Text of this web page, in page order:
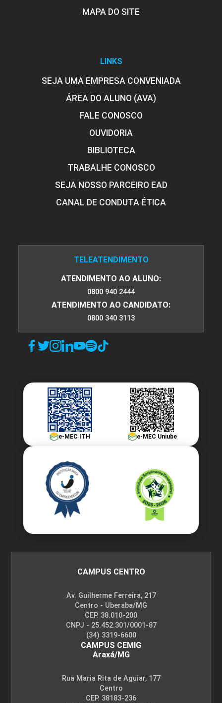
MAPA DO SITE
LINKS
SEJA UMA EMPRESA CONVENIADA
ÁREA DO ALUNO (AVA)
FALE CONOSCO
OUVIDORIA
BIBLIOTECA
TRABALHE CONOSCO
SEJA NOSSO PARCEIRO EAD
CANAL DE CONDUTA ÉTICA
TELEATENDIMENTO
ATENDIMENTO AO ALUNO:
0800 940 2444
ATENDIMENTO AO CANDIDATO:
0800 340 3113
e-MEC ITH e-MEC Uniube
CAMPUS CENTRO
Av. Guilherme Ferreira, 217
Centro - Uberaba/MG
CEP. 38.010-200
CNPJ - 25.452.301/0001-87
(34) 3319-6600
CAMPUS CEMIG
Araxá/MG
Rua Maria Rita de Aguiar, 177
Centro
CEP. 38183-236